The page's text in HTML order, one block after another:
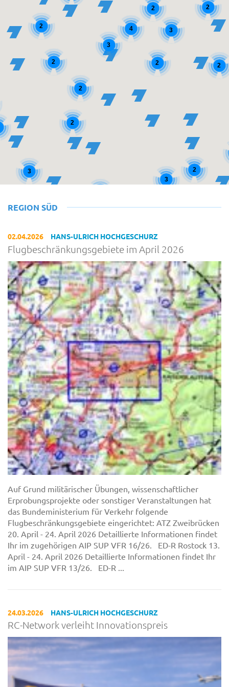
3
3
3 2
2
2
4
2
2
2
2
2
2
3
REGION SÜD
02.04.2026 HANS-ULRICH HOCHGESCHURZ
Flugbeschränkungsgebiete im April 2026
Auf Grund militärischer Übungen, wissenschaftlicher
Erprobungsprojekte oder sonstiger Veranstaltungen hat
das Bundeministerium für Verkehr folgende
Flugbeschränkungsgebiete eingerichtet: ATZ Zweibrücken
20. April - 24. April 2026 Detaillierte Informationen findet
Ihr im zugehörigen AIP SUP VFR 16/26. ED-R Rostock 13.
April - 24. April 2026 Detaillierte Informationen findet Ihr
im AIP SUP VFR 13/26. ED-R ...
24.03.2026 HANS-ULRICH HOCHGESCHURZ
RC-Network verleiht Innovationspreis